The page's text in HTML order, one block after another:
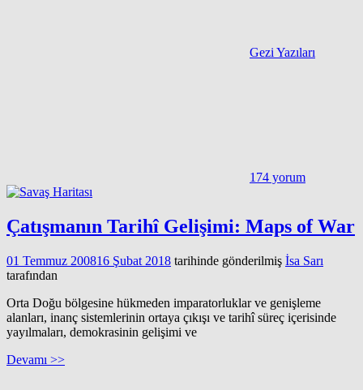
Gezi Yazıları
174 yorum
Çatışmanın Tarihî Gelişimi: Maps of War
01 Temmuz 200816 Şubat 2018 tarihinde gönderilmiş İsa Sarı
tarafından
Orta Doğu bölgesine hükmeden imparatorluklar ve genişleme
alanları, inanç sistemlerinin ortaya çıkışı ve tarihî süreç içerisinde
yayılmaları, demokrasinin gelişimi ve
Devamı >>